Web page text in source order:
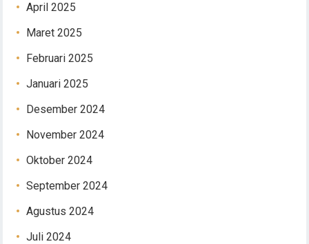
April 2025
Maret 2025
Februari 2025
Januari 2025
Desember 2024
November 2024
Oktober 2024
September 2024
Agustus 2024
Juli 2024